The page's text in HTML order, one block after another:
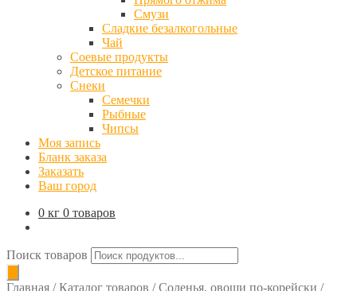
Смузи
Сладкие безалкогольные
Чай
Соевые продукты
Детское питание
Снеки
Семечки
Рыбные
Чипсы
Моя запись
Бланк заказа
Заказать
Ваш город
0 кг 0 товаров
Поиск товаров
Главная /Каталог товаров /Соленья, овощи по-корейски /